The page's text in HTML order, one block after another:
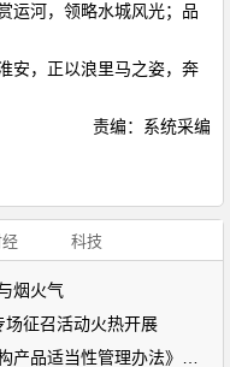
运河，领略水城风光；品
安，正以浪里马之姿，奔
责编：系统采编
经 科技
烟火气
征召活动火热开展